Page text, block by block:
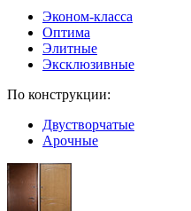
Эконом-класса
Оптима
Элитные
Эксклюзивные
По конструкции:
Двустворчатые
Арочные